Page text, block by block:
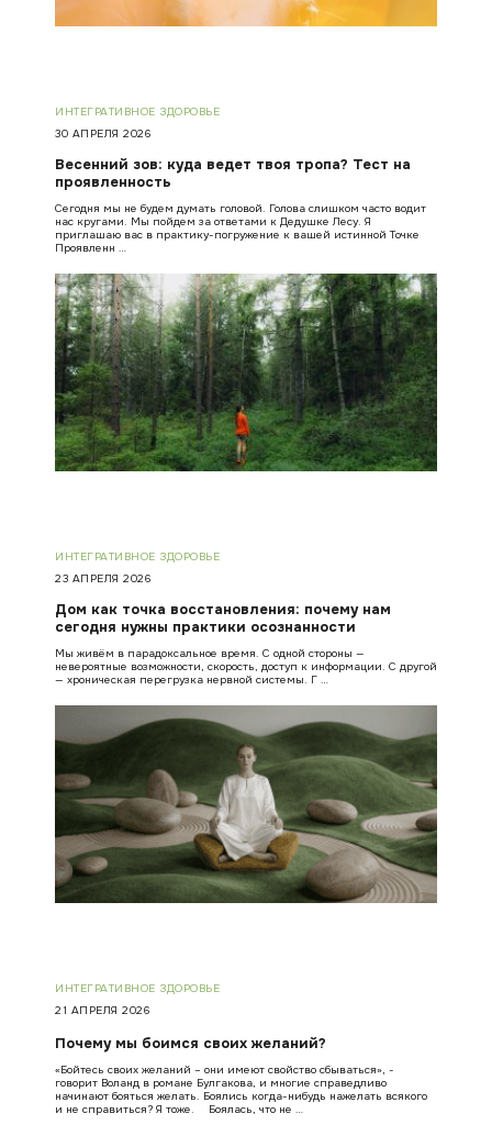
ИНТЕГРАТИВНОЕ ЗДОРОВЬЕ
30 АПРЕЛЯ 2026
Весенний зов: куда ведет твоя тропа? Тест на
проявленность
Сегодня мы не будем думать головой. Голова слишком часто водит
нас кругами. Мы пойдем за ответами к Дедушке Лесу. Я
приглашаю вас в практику-погружение к вашей истинной Точке
Проявленн …
ИНТЕГРАТИВНОЕ ЗДОРОВЬЕ
23 АПРЕЛЯ 2026
Дом как точка восстановления: почему нам
сегодня нужны практики осознанности
Мы живём в парадоксальное время. С одной стороны —
невероятные возможности, скорость, доступ к информации. С другой
— хроническая перегрузка нервной системы. Г …
ИНТЕГРАТИВНОЕ ЗДОРОВЬЕ
21 АПРЕЛЯ 2026
Почему мы боимся своих желаний?
«Бойтесь своих желаний – они имеют свойство сбываться», -
говорит Воланд в романе Булгакова, и многие справедливо
начинают бояться желать. Боялись когда-нибудь нажелать всякого
и не справиться? Я тоже. ⠀ Боялась, что не …